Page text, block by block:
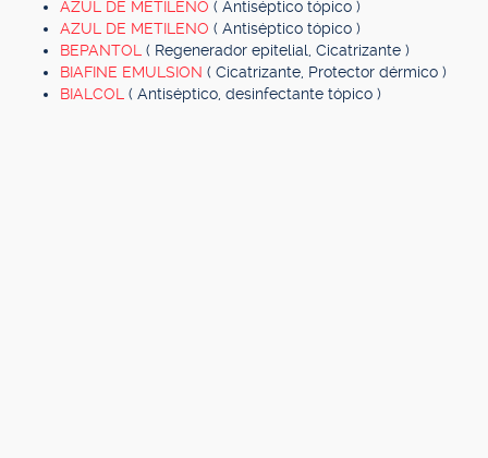
AZUL DE METILENO ( Antiséptico tópico )
AZUL DE METILENO ( Antiséptico tópico )
BEPANTOL ( Regenerador epitelial, Cicatrizante )
BIAFINE EMULSION ( Cicatrizante, Protector dérmico )
BIALCOL ( Antiséptico, desinfectante tópico )